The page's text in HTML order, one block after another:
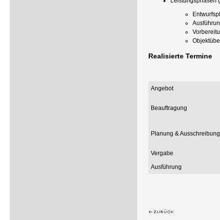
Realisierte Termine
Angebot
Beauftragung
Planung & Ausschreibung
Vergabe
Ausführung